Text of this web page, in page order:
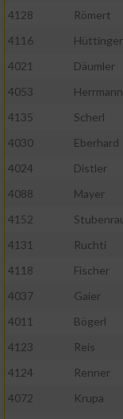
4128
Römert
4116
Hüttinger
4021
Däumler
4053
Herrmann
4135
Scherl
4030
Eberhard
4024
Distler
4088
Mayer
4152
4131
Ruchti
4118
Fischer
4037
Gaier
4011
Bögerl
4123
Reis
4124
Renner
4072
Krupa